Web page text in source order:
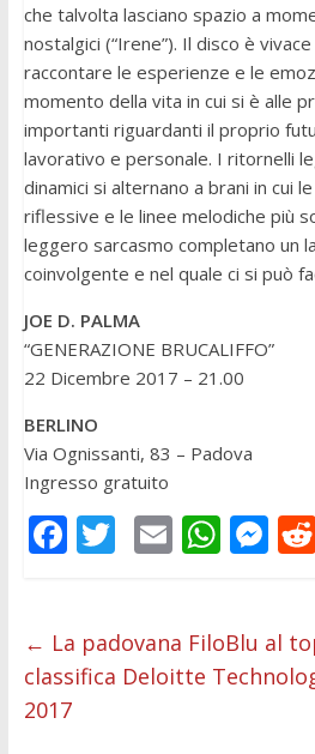
che talvolta lasciano spazio a
nostalgici (“Irene”). Il disco è
raccontare le esperienze e le
momento della vita in cui si è alle
importanti riguardanti il proprio
lavorativo e personale. I ritornelli
dinamici si alternano a brani in cui
riflessive e le linee melodiche più
leggero sarcasmo completano un
coinvolgente e nel quale ci si può
JOE D. PALMA
“GENERAZIONE BRUCALIFFO”
22 Dicembre 2017 – 21.00
BERLINO
Via Ognissanti, 83 – Padova
Ingresso gratuito
F
b
o
o
T
er
E
l
W
s
A
M
e
n
← La padovana FiloBlu al
classifica Deloitte
2017